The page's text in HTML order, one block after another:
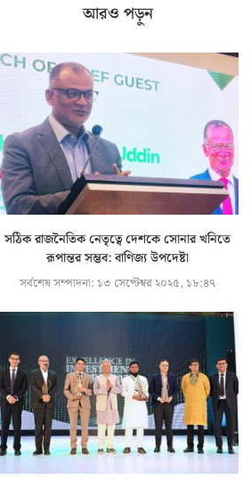
আরও পড়ুন
সঠিক রাজনৈতিক নেতৃত্বে দেশকে সোনার খনিতে
রূপান্তর সম্ভব: বাণিজ্য উপদেষ্টা
সর্বশেষ সম্পাদনা: ১৩ সেপ্টেম্বর ২০২৫, ১৮:৪৭